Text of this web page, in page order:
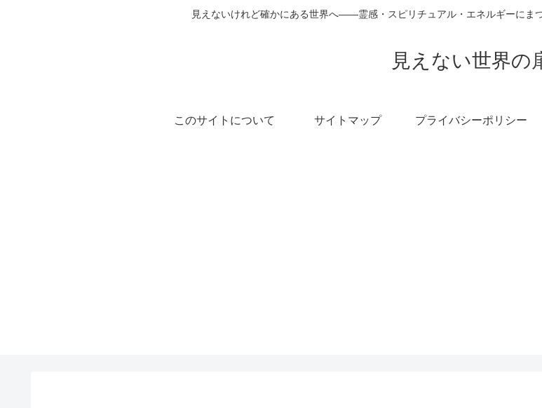
見えないけれど確かにある世界へ――霊感・スピリチュアル・エネルギーにま
見えない世界の
このサイトについて サイトマップ プライバシーポリシー